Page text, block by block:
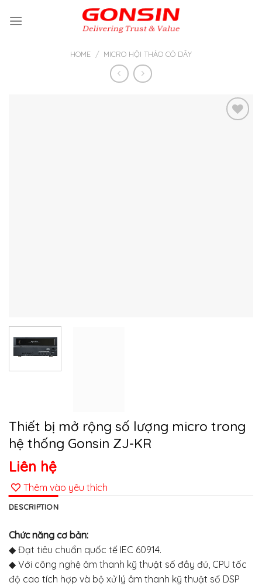
HOME / MICRO HỘI THẢO CÓ DÂY
Thiết bị mở rộng số lượng micro trong
hệ thống Gonsin ZJ-KR
Liên hệ
Thêm vào yêu thích
DESCRIPTION
Chức năng cơ bản:
◆ Đạt tiêu chuẩn quốc tế IEC 60914.
◆ Với công nghệ âm thanh kỹ thuật số đầy đủ, CPU tốc
độ cao tích hợp và bộ xử lý âm thanh kỹ thuật số DSP